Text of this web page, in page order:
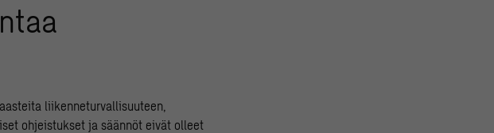
liikenneturvallisuuteen,
ohjeistukset ja säännöt eivät olleet